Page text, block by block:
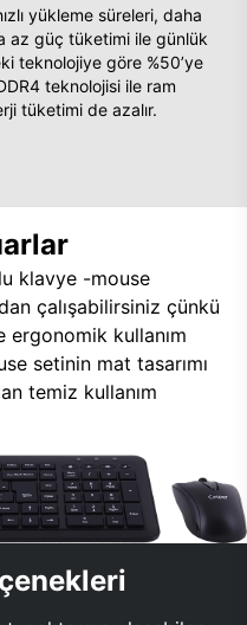
yükleme süreleri, daha
az güç tüketimi ile günlük
teknolojiye göre %50’ye
teknolojisi ile ram
tüketimi de azalır.
klavye -mouse
çalışabilirsiniz çünkü
ergonomik kullanım
setinin mat tasarımı
temiz kullanım